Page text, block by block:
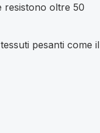
resistono oltre 50
pesanti come il